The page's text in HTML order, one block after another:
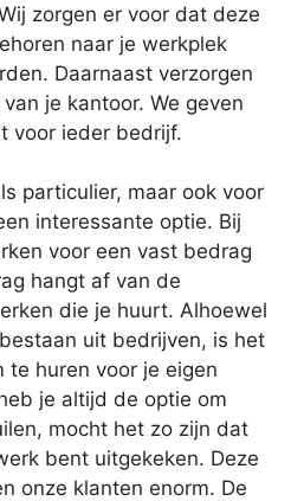
zorgen er voor dat deze
naar je werkplek
Daarnaast verzorgen
je kantoor. We geven
voor ieder bedrijf.
particulier, maar ook voor
interessante optie. Bij
voor een vast bedrag
hangt af van de
die je huurt. Alhoewel
uit bedrijven, is het
te huren voor je eigen
je altijd de optie om
mocht het zo zijn dat
bent uitgekeken. Deze
onze klanten enorm. De